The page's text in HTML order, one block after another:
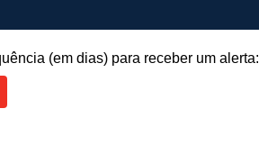
(em dias) para receber um alerta: